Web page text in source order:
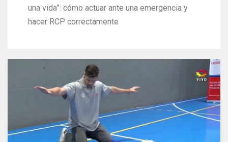
una vida”: cómo actuar ante una emergencia y
hacer RCP correctamente​